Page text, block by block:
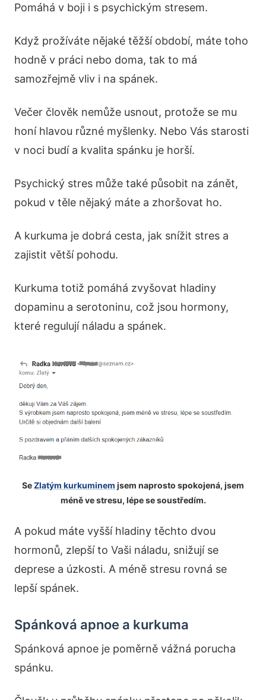
Pomáhá v boji i s psychickým stresem.
Když prožíváte nějaké těžší období, máte toho
hodně v práci nebo doma, tak to má
samozřejmě vliv i na spánek.
Večer člověk nemůže usnout, protože se mu
honí hlavou různé myšlenky. Nebo Vás starosti
v noci budí a kvalita spánku je horší.
Psychický stres může také působit na zánět,
pokud v těle nějaký máte a zhoršovat ho.
A kurkuma je dobrá cesta, jak snížit stres a
zajistit větší pohodu.
Kurkuma totiž pomáhá zvyšovat hladiny
dopaminu a serotoninu, což jsou hormony,
které regulují náladu a spánek.
SeZlatým kurkuminem jsem naprosto spokojená, jsem
méně ve stresu, lépe se soustředím.
A pokud máte vyšší hladiny těchto dvou
hormonů, zlepší to Vaši náladu, snižují se
deprese a úzkosti. A méně stresu rovná se
lepší spánek.
Spánková apnoe a kurkuma
Spánková apnoe je poměrně vážná porucha
spánku.